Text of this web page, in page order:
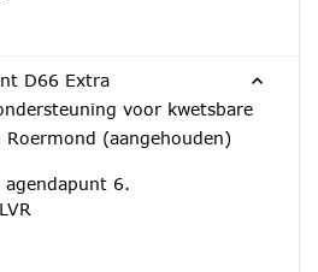
D66 Extra
voor kwetsbare
Roermond (aangehouden)
6.